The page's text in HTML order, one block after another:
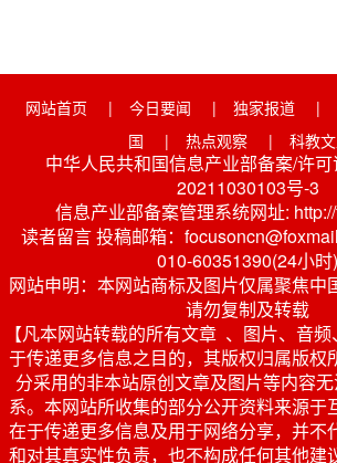
网站首页 | 今日要闻 | 独家报道 |
国
| 热点观察 | 科教
中华人民共和国信息产业部备案/许
20211030103号-3
信息产业部备案管理系统网址:
读者留言 投稿邮箱：
010-60351390(24小时)
网站申明：本网站商标及图片仅属聚焦中
请勿复制及转载
【凡本网站转载的所有文章 、图片、音
于传递更多信息之目的，其版权归属版权
分采用的非本站原创文章及图片等内容
系。本网站所收集的部分公开资料来源于
在于传递更多信息及用于网络分享，并不
和对其真实性负责，也不构成任何其他建